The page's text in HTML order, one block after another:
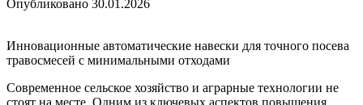
Опубликовано 30.01.2026
Инновационные автоматические навески для точного посева
травосмесей с минимальными отходами
Современное сельское хозяйство и аграрные технологии не
стоят на месте. Одним из ключевых аспектов повышения